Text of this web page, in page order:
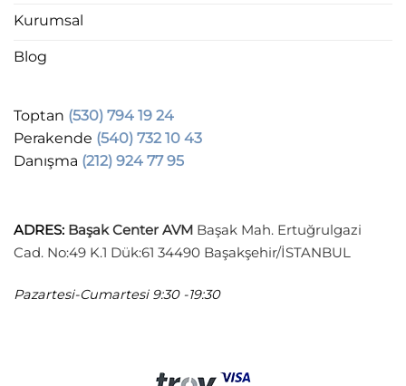
Kurumsal
Blog
Toptan (530) 794 19 24
Perakende (540) 732 10 43
Danışma (212) 924 77 95
ADRES: Başak Center AVM Başak Mah. Ertuğrulgazi
Cad. No:49 K.1 Dük:61 34490 Başakşehir/İSTANBUL
Pazartesi-Cumartesi 9:30 -19:30